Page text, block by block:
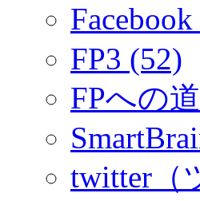
FP3 (52)
FPへの
twitter（